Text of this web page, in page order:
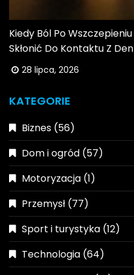
Kiedy Ból Po
Skłonić Do Kontaktu Z
28 lipca, 2026
KATEGORIE
Biznes (56)
Dom i ogród (57)
Motoryzacja (1)
Przemysł (77)
Sport i turystyka (12)
Technologia (64)